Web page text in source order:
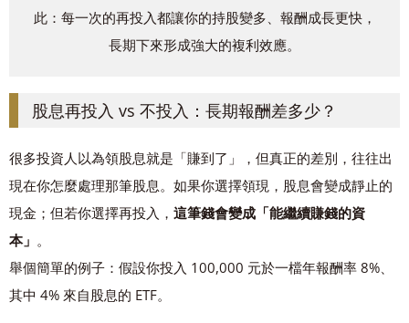
此：每一次的再投入都讓你的持股變多、報酬成長更快，
長期下來形成強大的複利效應。
股息再投入 vs 不投入：長期報酬差多少？
很多投資人以為領股息就是「賺到了」，但真正的差別，往往出
現在你怎麼處理那筆股息。如果你選擇領現，股息會變成靜止的
現金；但若你選擇再投入， 這筆錢會變成「能繼續賺錢的資
本」 。
舉個簡單的例子：假設你投入 100,000 元於一檔年報酬率 8%、
其中 4% 來自股息的 ETF。